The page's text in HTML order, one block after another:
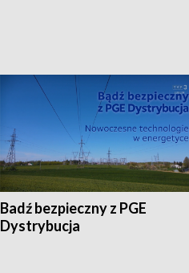
Badź bezpieczny z PGE
Dystrybucja